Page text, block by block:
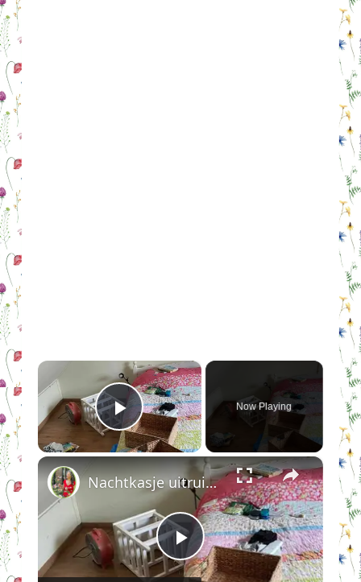
×
Play Video
Now Playing
×
Play
Nachtkasje uitruimen en schoonmaken